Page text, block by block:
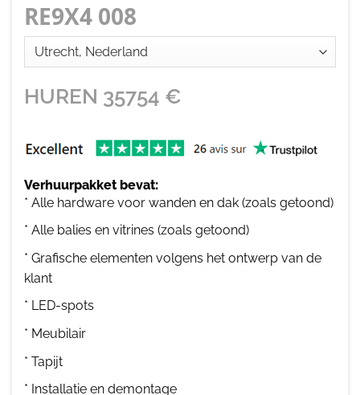
RE9X4 008
HUREN 35754 €
Verhuurpakket bevat:
* Alle hardware voor wanden en dak (zoals getoond)
* Alle balies en vitrines (zoals getoond)
* Grafische elementen volgens het ontwerp van de
klant
* LED-spots
* Meubilair
* Tapijt
* Installatie en demontage